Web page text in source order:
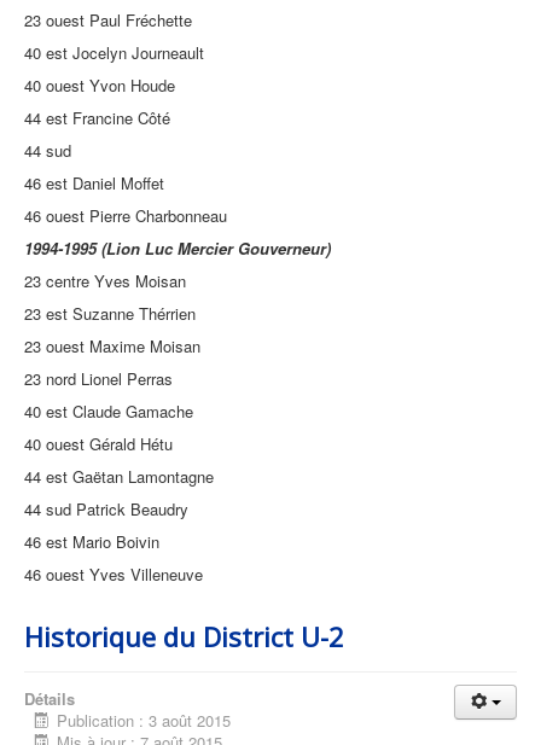
23 ouest Paul Fréchette
40 est Jocelyn Journeault
40 ouest Yvon Houde
44 est Francine Côté
44 sud
46 est Daniel Moffet
46 ouest Pierre Charbonneau
1994-1995 (Lion Luc Mercier Gouverneur)
23 centre Yves Moisan
23 est Suzanne Thérrien
23 ouest Maxime Moisan
23 nord Lionel Perras
40 est Claude Gamache
40 ouest Gérald Hétu
44 est Gaëtan Lamontagne
44 sud Patrick Beaudry
46 est Mario Boivin
46 ouest Yves Villeneuve
Historique du District U-2
Détails
Publication : 3 août 2015